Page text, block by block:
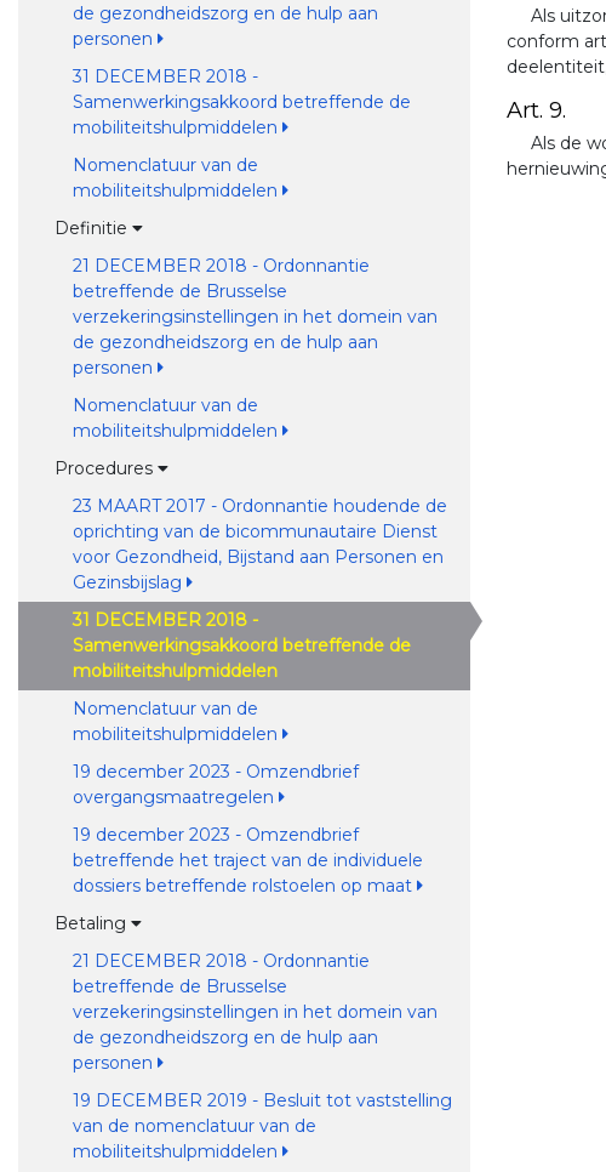
de gezondheidszorg en de hulp aan
personen
31 DECEMBER 2018 -
Samenwerkingsakkoord betreffende de
mobiliteitshulpmiddelen
Nomenclatuur van de
mobiliteitshulpmiddelen
Definitie
21 DECEMBER 2018 - Ordonnantie
betreffende de Brusselse
verzekeringsinstellingen in het domein van
de gezondheidszorg en de hulp aan
personen
Nomenclatuur van de
mobiliteitshulpmiddelen
Procedures
23 MAART 2017 - Ordonnantie houdende de
oprichting van de bicommunautaire Dienst
voor Gezondheid, Bijstand aan Personen en
Gezinsbijslag
31 DECEMBER 2018 -
Samenwerkingsakkoord betreffende de
mobiliteitshulpmiddelen
Nomenclatuur van de
mobiliteitshulpmiddelen
19 december 2023 - Omzendbrief
overgangsmaatregelen
19 december 2023 - Omzendbrief
betreffende het traject van de individuele
dossiers betreffende rolstoelen op maat
Betaling
21 DECEMBER 2018 - Ordonnantie
betreffende de Brusselse
verzekeringsinstellingen in het domein van
de gezondheidszorg en de hulp aan
personen
19 DECEMBER 2019 - Besluit tot vaststelling
van de nomenclatuur van de
mobiliteitshulpmiddelen
Als
conform
Art. 9.
Als de